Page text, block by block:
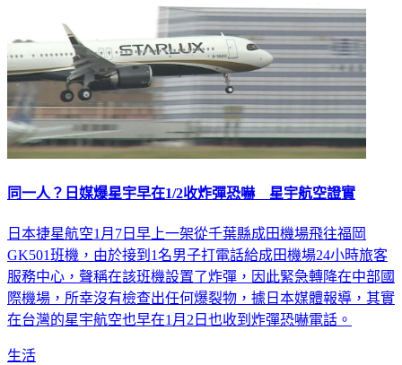
同一人？日媒爆星宇早在1/2收炸彈恐嚇 星宇航空證實
日本捷星航空1月7日早上一架從千葉縣成田機場飛往福岡
GK501班機，由於接到1名男子打電話給成田機場24小時旅客
服務中心，聲稱在該班機設置了炸彈，因此緊急轉降在中部國
際機場，所幸沒有檢查出任何爆裂物，據日本媒體報導，其實
在台灣的星宇航空也早在1月2日也收到炸彈恐嚇電話。
生活